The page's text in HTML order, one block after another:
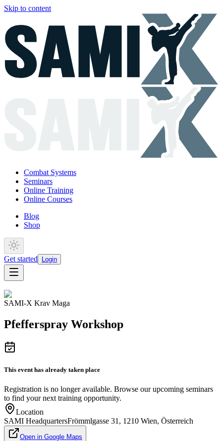
Skip to content
Combat Systems
Seminars
Online Training
Online Courses
Blog
Shop
Get started Login
SAMI-X Krav Maga
Pfefferspray Workshop
This event has already taken place
Registration is no longer available. Browse our upcoming seminars
to find your next training opportunity.
Location
SAMI HeadquartersFrömmlgasse 31, 1210 Wien, Österreich
Open in Google Maps